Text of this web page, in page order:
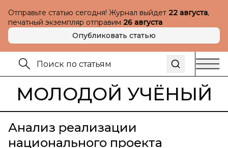
Отправьте статью сегодня! Журнал выйдет 22 августа,
печатный экземпляр отправим 26 августа
Опубликовать статью
МОЛОДОЙ УЧЁНЫЙ
Анализ реализации
национального проекта